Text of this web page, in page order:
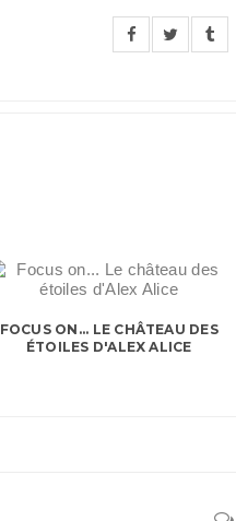
FOCUS ON... LE CHÂTEAU DES
ÉTOILES D'ALEX ALICE